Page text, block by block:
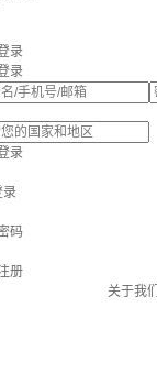
录
录
录
录
码
册
关于我们